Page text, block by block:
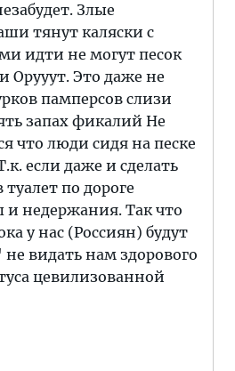
Злые
тянут каляски с
идти не могут песок
Орууут. Это даже не
памперсов слизи
запах фикалий Не
что люди сидя на песке
если даже и сделать
по дороге
недержания. Так что
у нас (Россиян) будут
видать нам здорового
цевилизованной